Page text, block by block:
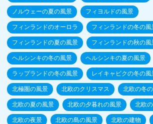
ノルウェーの夏の風景 フィヨルドの風景
フィンランドのオーロラ フィンランドの冬の風
フィンランドの夏の風景 フィンランドの秋の風
ヘルシンキの冬の風景 ヘルシンキの夏の風景
ラップランドの冬の風景 レイキャビクの冬の風
北極圏の風景 北欧のクリスマス 北欧の冬
北欧の夏の風景 北欧の夕暮れの風景 北欧
北欧の夜景 北欧の島の風景 北欧の建物